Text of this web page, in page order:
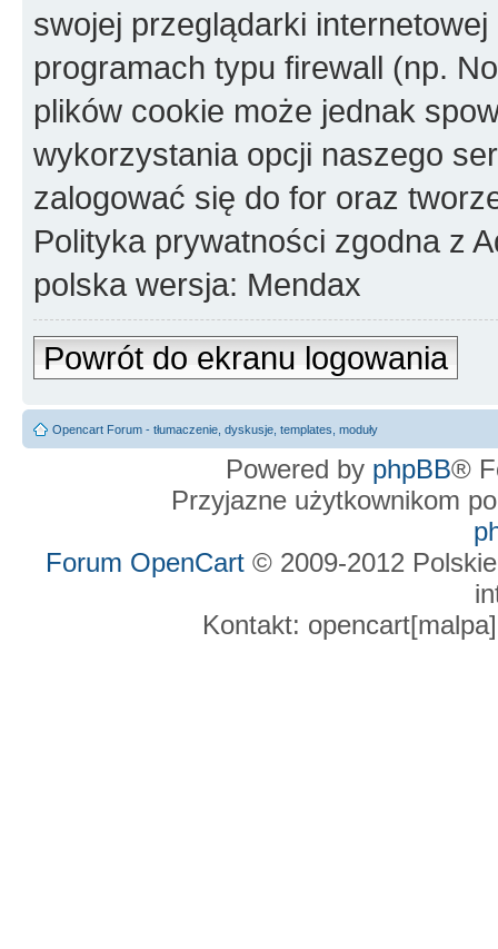
swojej przeglądarki
programach typu firewall (np.
plików cookie może jednak
wykorzystania opcji naszego
zalogować się do for oraz
Polityka prywatności zgodna z
polska wersja: Mendax
Powrót do ekranu logowania
Opencart Forum - tłumaczenie, dyskusje, templates, moduły
Powered by phpBB®
Przyjazne użytkownikom
Forum OpenCart © 2009-2012
Kontakt: